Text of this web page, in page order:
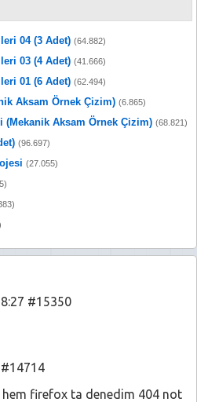
04 (3 Adet) (64.882)
03 (4 Adet) (41.666)
01 (6 Adet) (62.494)
Aksam Örnek Çizim) (6.865)
(Mekanik Aksam Örnek Çizim) (68.821)
(96.697)
(27.055)
#15350
firefox ta denedim 404 not